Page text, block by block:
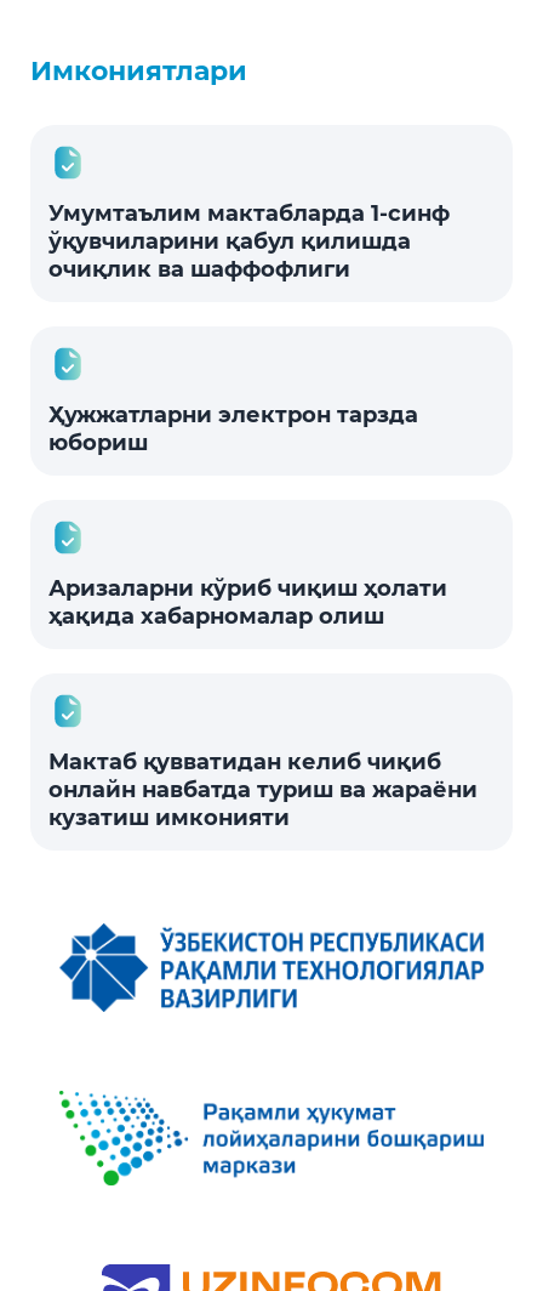
Имкониятлари
Умумтаълим мактабларда 1-синф
ўқувчиларини қабул қилишда
очиқлик ва шаффофлиги
Ҳужжатларни электрон тарзда
юбориш
Аризаларни кўриб чиқиш ҳолати
ҳақида хабарномалар олиш
Мактаб қувватидан келиб чиқиб
онлайн навбатда туриш ва жараёни
кузатиш имконияти